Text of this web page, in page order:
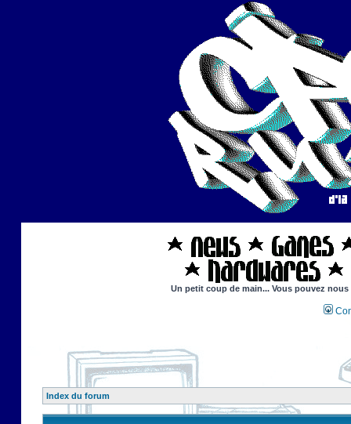
Un petit coup de main... Vous pouvez
Index du forum